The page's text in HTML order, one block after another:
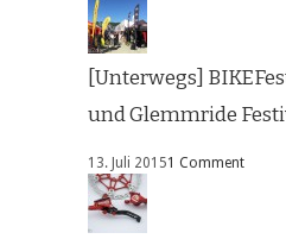
[Unterwegs]
und Glemmride
13. Juli 20151 Comment